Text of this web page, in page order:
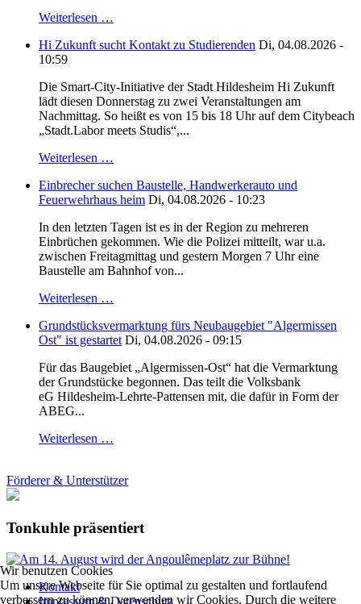
Weiterlesen …
Hi Zukunft sucht Kontakt zu Studierenden Di, 04.08.2026 -
10:59
Die Smart-City-Initiative der Stadt Hildesheim Hi Zukunft
lädt diesen Donnerstag zu zwei Veranstaltungen am
Nachmittag. So heißt es von 15 bis 18 Uhr auf dem Citybeach
„Stadt.Labor meets Studis“,...
Weiterlesen …
Einbrecher suchen Baustelle, Handwerkerauto und
Feuerwehrhaus heim Di, 04.08.2026 - 10:23
In den letzten Tagen ist es in der Region zu mehreren
Einbrüchen gekommen. Wie die Polizei mitteilt, war u.a.
zwischen Freitagmittag und gestern Morgen 7 Uhr eine
Baustelle am Bahnhof von...
Weiterlesen …
Grundstücksvermarktung fürs Neubaugebiet "Algermissen
Ost" ist gestartet Di, 04.08.2026 - 09:15
Für das Baugebiet „Algermissen-Ost“ hat die Vermarktung
der Grundstücke begonnen. Das teilt die Volksbank
eG Hildesheim-Lehrte-Pattensen mit, die dafür in Form der
ABEG...
Weiterlesen …
Förderer & Unterstützer
Tonkuhle präsentiert
Kontakt
Impressum & Datenschutz
Wir benutzen Cookies
Um unsere Webseite für Sie optimal zu gestalten und fortlaufend
verbessern zu können, verwenden wir Cookies. Durch die weitere